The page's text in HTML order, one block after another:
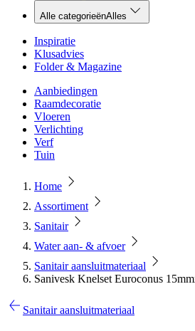
Alle categorieënAlles
Inspiratie
Klusadvies
Folder & Magazine
Aanbiedingen
Raamdecoratie
Vloeren
Verlichting
Verf
Tuin
Home
Assortiment
Sanitair
Water aan- & afvoer
Sanitair aansluitmateriaal
Sanivesk Knelset Euroconus
Sanitair aansluitmateriaal